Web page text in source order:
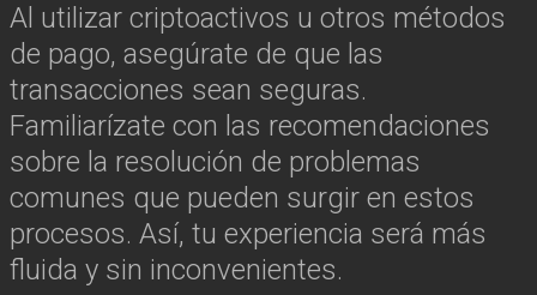
Al utilizar criptoactivos u otros métodos
de pago, asegúrate de que las
transacciones sean seguras.
Familiarízate con las recomendaciones
sobre la resolución de problemas
comunes que pueden surgir en estos
procesos. Así, tu experiencia será más
fluida y sin inconvenientes.